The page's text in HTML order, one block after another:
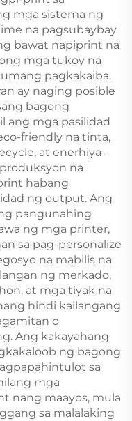
mga sistema ng
na pagsubaybay
bawat napiprint na
mga tukoy na
pagkakaiba.
ay naging posible
bagong
ang mga pasilidad
friendly na tinta,
at enerhiya-
na
habang
ng output. Ang
pangunahing
ng mga printer,
sa pag-personalize
na mabilis na
ng merkado,
at mga tiyak na
hindi kailangang
o
Ang kakayahang
ng bagong
sa
mga
nang maayos, mula
sa malalaking